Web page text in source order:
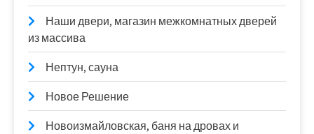
Наши двери, магазин межкомнатных дверей
из массива
Нептун, сауна
Новое Решение
Новоизмайловская, баня на дровах и